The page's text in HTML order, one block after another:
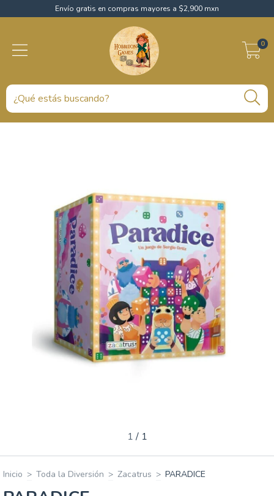
Envío gratis en compras mayores a $2,900 mxn
0
1 / 1
Inicio > Toda la Diversión > Zacatrus > PARADICE